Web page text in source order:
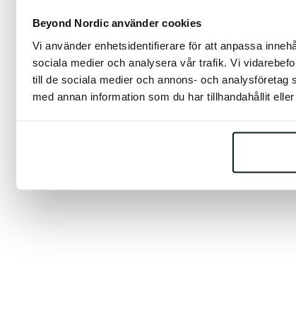
Beyond Nordic använder cookies
Vi använder enhetsidentifierare för att anpassa
sociala medier och analysera vår trafik. Vi
till de sociala medier och annons- och
med annan information som du har tillhandahållit
try waiting a
Clearing your
We